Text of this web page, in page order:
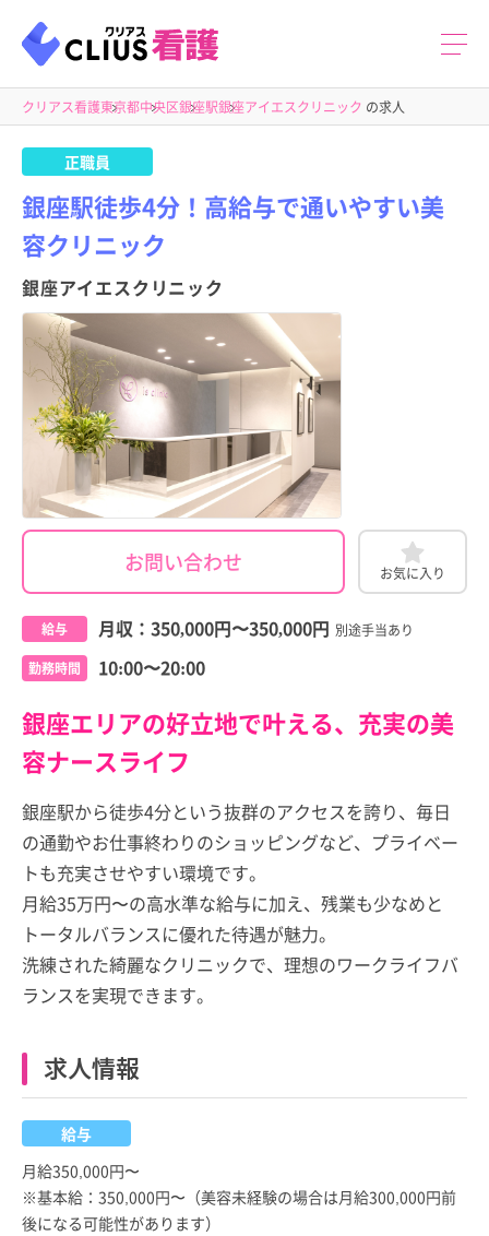
クリアス看護東京都中央区銀座駅銀座アイエスクリニック の求人
正職員
銀座駅徒歩4分！高給与で通いやすい美
容クリニック
銀座アイエスクリニック
お問い合わせ お気に入り
給与 月収： 350,000円〜350,000円 別途手当あり
勤務時間 10:00〜20:00
銀座エリアの好立地で叶える、充実の美
容ナースライフ
銀座駅から徒歩4分という抜群のアクセスを誇り、毎日
の通勤やお仕事終わりのショッピングなど、プライベー
トも充実させやすい環境です。
月給35万円〜の高水準な給与に加え、残業も少なめと
トータルバランスに優れた待遇が魅力。
洗練された綺麗なクリニックで、理想のワークライフバ
ランスを実現できます。
求人情報
給与
月給350,000円〜
※基本給：350,000円〜（美容未経験の場合は月給300,000円前
後になる可能性があります）